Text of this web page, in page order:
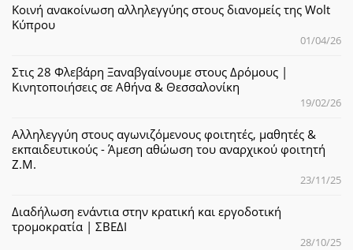
Κοινή ανακοίνωση αλληλεγγύης στους διανομείς της Wolt
Κύπρου
01/04/26
Στις 28 Φλεβάρη Ξαναβγαίνουμε στους Δρόμους |
Κινητοποιήσεις σε Αθήνα & Θεσσαλονίκη
19/02/26
Αλληλεγγύη στους αγωνιζόμενους φοιτητές, μαθητές &
εκπαιδευτικούς - Άμεση αθώωση του αναρχικού φοιτητή
Ζ.Μ.
23/11/25
Διαδήλωση ενάντια στην κρατική και εργοδοτική
τρομοκρατία | ΣΒΕΔΙ
28/10/25